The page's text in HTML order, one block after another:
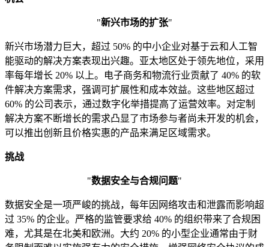
"新兴市场的扩张"
新兴市场潜力巨大，超过 50% 的中小企业对基于云和人工智
能驱动的解决方案表现出兴趣。亚太地区处于领先地位，采用
率每年增长 20% 以上。电子商务和物流行业贡献了 40% 的软
件解决方案需求，强调可扩展性和成本效益。这些地区超过
60% 的公司表示，通过数字化举措提高了运营效率。对定制
解决方案不断增长的需求凸显了市场参与者尚未开发的机会，
可以推出创新且价格实惠的产品来满足区域需求。
挑战
"数据安全与合规问题"
数据安全是一项严峻的挑战，每年因网络攻击和泄露而影响超
过 35% 的企业。严格的监管要求给 40% 的组织带来了合规困
难，尤其是在北美和欧洲。大约 20% 的小型企业通常由于财